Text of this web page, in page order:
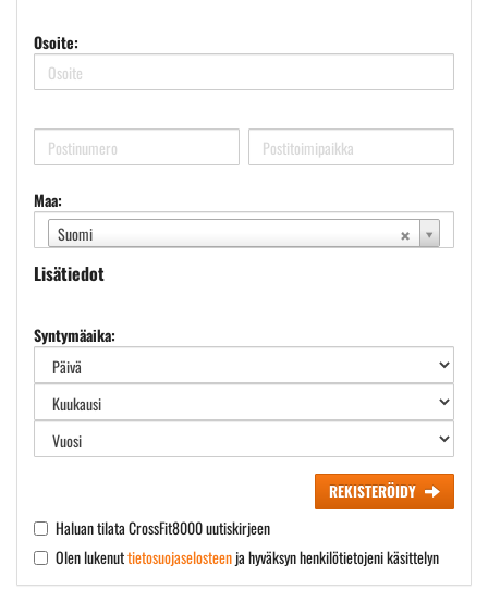
Osoite:
Maa:
Suomi
Lisätiedot
Syntymäaika:
REKISTERÖIDY
Haluan tilata CrossFit8000 uutiskirjeen
Olen lukenuttietosuojaselosteenja hyväksyn henkilötietojeni käsittelyn